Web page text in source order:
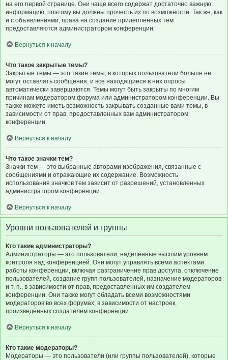
на его первой странице. Они чаще всего содержат достаточно важную
информацию, поэтому вы должны прочесть их по возможности. Так же, как
и с объявлениями, права на создание прилепленных тем
предоставляются администратором конференции.
Вернуться к началу
Что такое закрытые темы?
Закрытые темы — это такие темы, в которых пользователи больше не
могут оставлять сообщения, и все находящиеся в них опросы
автоматически завершаются. Темы могут быть закрыты по многим
причинам модератором форума или администратором конференции. Вы
также можете иметь возможность закрывать созданные вами темы, в
зависимости от прав, предоставленных вам администратором
конференции.
Вернуться к началу
Что такое значки тем?
Значки тем — это выбранные авторами изображения, связанные с
сообщениями и отражающие их содержание. Возможность
использования значков тем зависит от разрешений, установленных
администратором конференции.
Вернуться к началу
Уровни пользователей и группы
Кто такие администраторы?
Администраторы — это пользователи, наделённые высшим уровнем
контроля над конференцией. Они могут управлять всеми аспектами
работы конференции, включая разграничение прав доступа, отключение
пользователей, создание групп пользователей, назначение модераторов
и т. п., в зависимости от прав, предоставленных им создателем
конференции. Они также могут обладать всеми возможностями
модераторов во всех форумах, в зависимости от настроек,
произведённых создателем конференции.
Вернуться к началу
Кто такие модераторы?
Модераторы — это пользователи (или группы пользователей), которые